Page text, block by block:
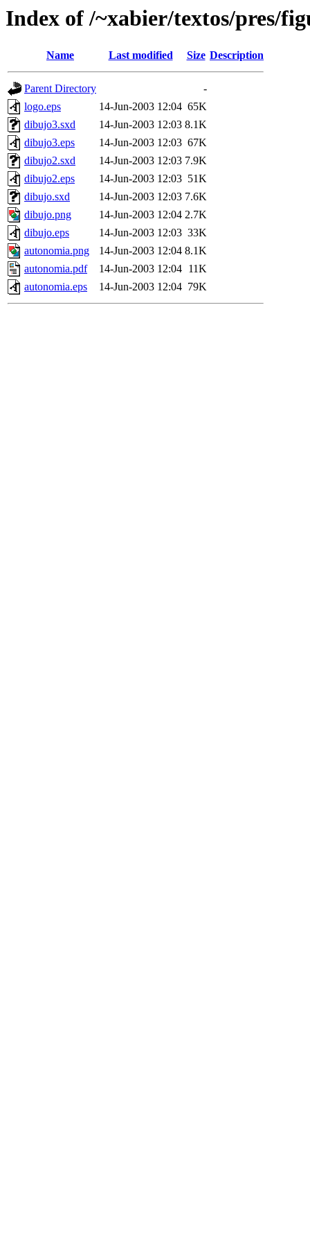
Index of /~xabier/textos/pres/
Name Last modified Size Description
Parent Directory
-
logo.eps
14-Jun-2003 12:04 65K
dibujo3.sxd
14-Jun-2003 12:03 8.1K
dibujo3.eps
14-Jun-2003 12:03 67K
dibujo2.sxd
14-Jun-2003 12:03 7.9K
dibujo2.eps
14-Jun-2003 12:03 51K
dibujo.sxd
14-Jun-2003 12:03 7.6K
dibujo.png
14-Jun-2003 12:04 2.7K
dibujo.eps
14-Jun-2003 12:03 33K
autonomia.png
14-Jun-2003 12:04 8.1K
autonomia.pdf
14-Jun-2003 12:04 11K
autonomia.eps
14-Jun-2003 12:04 79K